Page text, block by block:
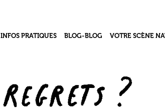
INFOS PRATIQUES
Accessibilité Handicap
BLOG-BLOG
Vidéothèque
VOTRE SCÈNE
Le Réseau des